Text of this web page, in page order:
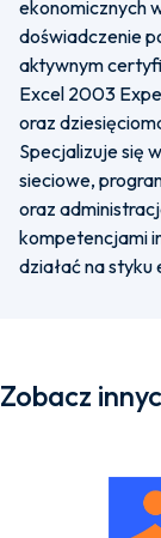
ekonomicznych
doświadczenie
aktywnym
Excel 2003
oraz
Specjalizuje się
sieciowe,
oraz
kompetencjami
działać na styku
Zobacz